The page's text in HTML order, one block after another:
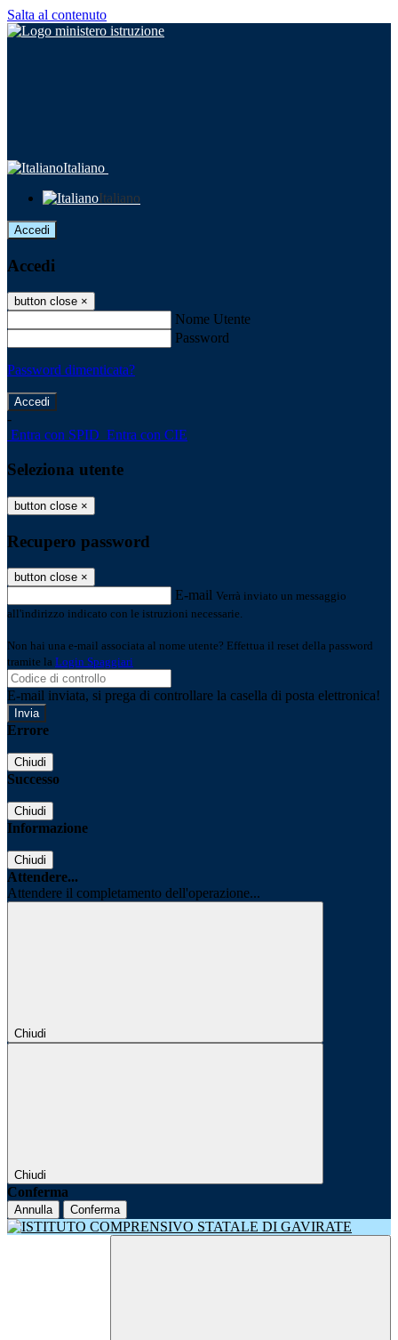
Salta al contenuto
Italiano
Italiano
Accedi
Accedi
button close ×
Nome Utente
Password
Password dimenticata?
-
Entra con SPID Entra con CIE
Seleziona utente
button close ×
Recupero password
button close ×
E-mail Verrà inviato un messaggio
all'indirizzo indicato con le istruzioni necessarie.
Non hai una e-mail associata al nome utente? Effettua il reset della password
tramite la Login Spaggiari
E-mail inviata, si prega di controllare la casella di posta elettronica!
Errore
Chiudi
Successo
Chiudi
Informazione
Chiudi
Attendere...
Attendere il completamento dell'operazione...
Chiudi
Chiudi
Conferma
Annulla Conferma